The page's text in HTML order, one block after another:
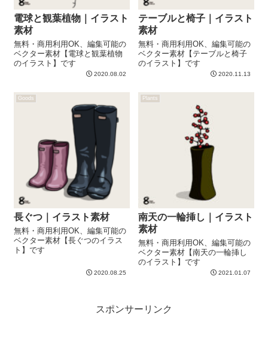
電球と観葉植物｜イラスト
素材
無料・商用利用OK、編集可能の
ベクター素材【電球と観葉植物
のイラスト】です
2020.08.02
テーブルと椅子｜イラスト
素材
無料・商用利用OK、編集可能の
ベクター素材【テーブルと椅子
のイラスト】です
2020.11.13
Goods
長ぐつ｜イラスト素材
無料・商用利用OK、編集可能の
ベクター素材【長ぐつのイラス
ト】です
2020.08.25
Plants
南天の一輪挿し｜イラスト
素材
無料・商用利用OK、編集可能の
ベクター素材【南天の一輪挿し
のイラスト】です
2021.01.07
スポンサーリンク